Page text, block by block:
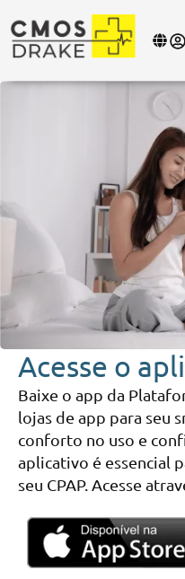
APP
Acesse o
Baixe o app da
lojas de app para seu
conforto no uso e
aplicativo é essencial
seu CPAP. Acesse